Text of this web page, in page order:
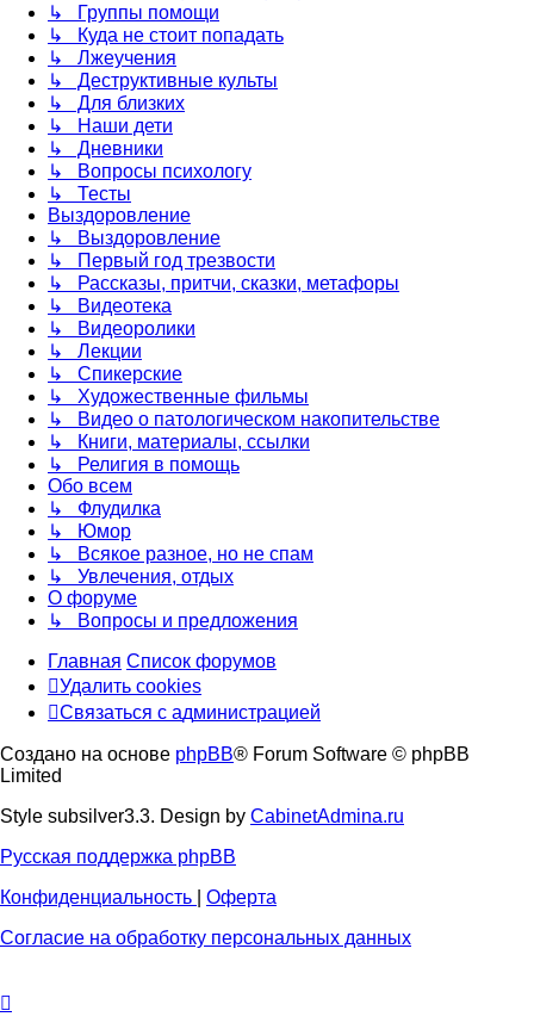
↳ Группы помощи
↳ Куда не стоит попадать
↳ Лжеучения
↳ Деструктивные культы
↳ Для близких
↳ Наши дети
↳ Дневники
↳ Вопросы психологу
↳ Тесты
Выздоровление
↳ Выздоровление
↳ Первый год трезвости
↳ Рассказы, притчи, сказки, метафоры
↳ Видеотека
↳ Видеоролики
↳ Лекции
↳ Спикерские
↳ Художественные фильмы
↳ Видео о патологическом накопительстве
↳ Книги, материалы, ссылки
↳ Религия в помощь
Обо всем
↳ Флудилка
↳ Юмор
↳ Всякое разное, но не спам
↳ Увлечения, отдых
О форуме
↳ Вопросы и предложения
Главная Список форумов
Удалить cookies
Связаться
администрацией
Связаться с администрацией
Создано на основе phpBB® Forum Software © phpBB
Limited
Style subsilver3.3. Design by CabinetAdmina.ru
Русская поддержка phpBB
Конфиденциальность
Оферта
Согласие на обработку персональных данных